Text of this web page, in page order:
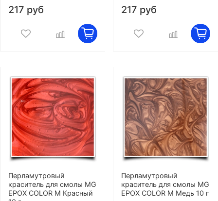
217 руб 217 руб
Перламутровый
краситель для смолы MG
EPOX COLOR M Красный
Перламутровый
краситель для смолы MG
EPOX COLOR M Медь 10 г